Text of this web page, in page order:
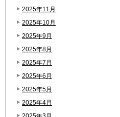
2025年11月
2025年10月
2025年9月
2025年8月
2025年7月
2025年6月
2025年5月
2025年4月